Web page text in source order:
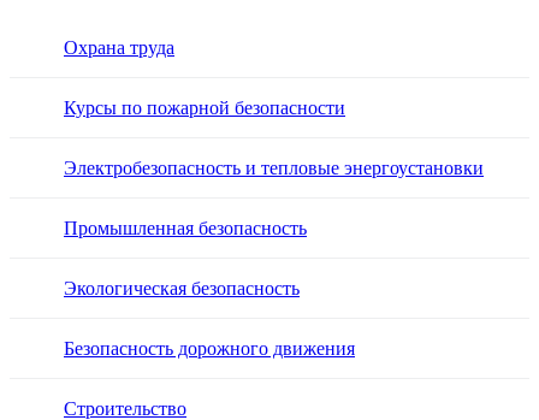
Охрана труда
Курсы по пожарной безопасности
Электробезопасность и тепловые энергоустановки
Промышленная безопасность
Экологическая безопасность
Безопасность дорожного движения
Строительство